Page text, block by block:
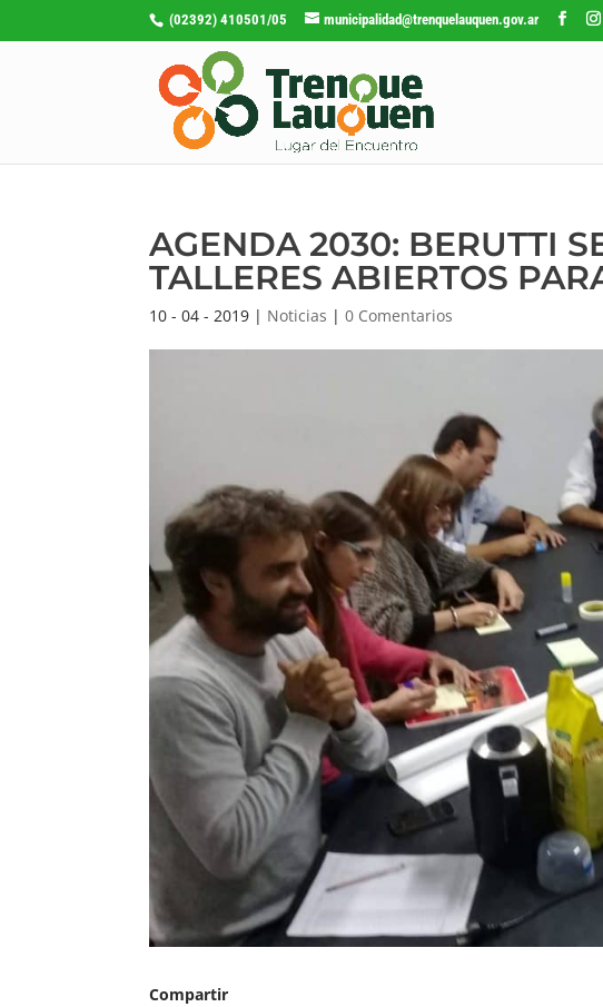
(02392) 410501/05 municipalidad@trenquelauquen.gov.ar
AGENDA 2030: BERUTTI
TALLERES ABIERTOS
10 - 04 - 2019 | Noticias |0 Comentarios
Compartir